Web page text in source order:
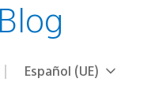
Selecciona
Región
Español (UE)